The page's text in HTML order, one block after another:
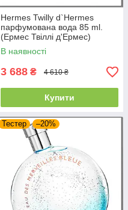
Hermes Twilly d`Hermes
парфумована вода 85 ml.
(Ермес Твіллі д'Ермес)
В наявності
3 688 ₴ 4 610 ₴
Купити
Тестер –20%